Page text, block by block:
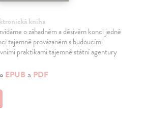
kniha
o záhadném a děsivém konci jedné
tajemně provázaném s budoucími
praktikami tajemné státní agentury
EPUB a PDF